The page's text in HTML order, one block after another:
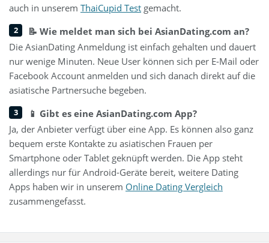
auch in unserem ThaiCupid Test gemacht.
📝 Wie meldet man sich bei AsianDating.com an?
Die AsianDating Anmeldung ist einfach gehalten und dauert
nur wenige Minuten. Neue User können sich per E-Mail oder
Facebook Account anmelden und sich danach direkt auf die
asiatische Partnersuche begeben.
📱 Gibt es eine AsianDating.com App?
Ja, der Anbieter verfügt über eine App. Es können also ganz
bequem erste Kontakte zu asiatischen Frauen per
Smartphone oder Tablet geknüpft werden. Die App steht
allerdings nur für Android-Geräte bereit, weitere Dating
Apps haben wir in unserem Online Dating Vergleich
zusammengefasst.